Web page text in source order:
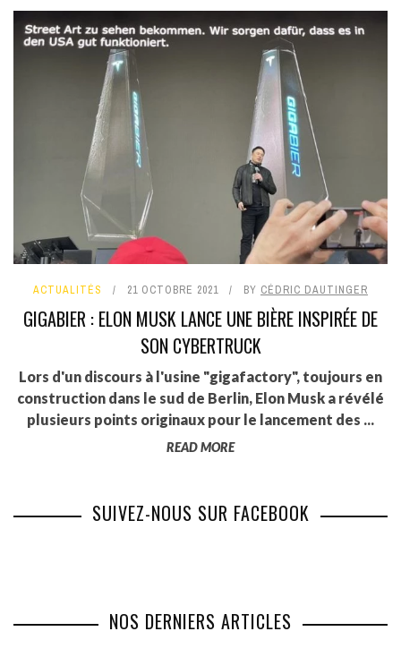
ACTUALITÉS 21 OCTOBRE 2021 BY CÉDRIC DAUTINGER
GIGABIER : ELON MUSK LANCE UNE BIÈRE INSPIRÉE DE
SON CYBERTRUCK
Lors d'un discours à l'usine "gigafactory", toujours en
construction dans le sud de Berlin, Elon Musk a révélé
plusieurs points originaux pour le lancement des ...
READ MORE
SUIVEZ-NOUS SUR FACEBOOK
NOS DERNIERS ARTICLES